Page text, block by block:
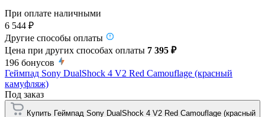
При оплате наличными
6 544 ₽
Другие способы оплаты
Цена при других способах оплаты 7 395 ₽
196 бонусов
Геймпад Sony DualShock 4 V2 Red Camouflage (красный
камуфляж)
Под заказ
Купить Геймпад Sony DualShock 4 V2 Red Camouflage (красный